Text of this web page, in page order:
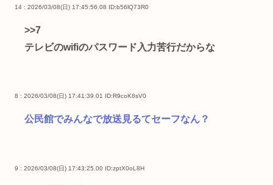
14 : 2026/03/08(日) 17:45:56.08 ID:b56lQ73R0
>>7
テレビのwifiのパスワード入力苦行だからな
8 : 2026/03/08(日) 17:41:39.01 ID:R9coK8sV0
公民館でみんなで放送見るてセーフなん？
9 : 2026/03/08(日) 17:43:25.00 ID:zptX0oL8H